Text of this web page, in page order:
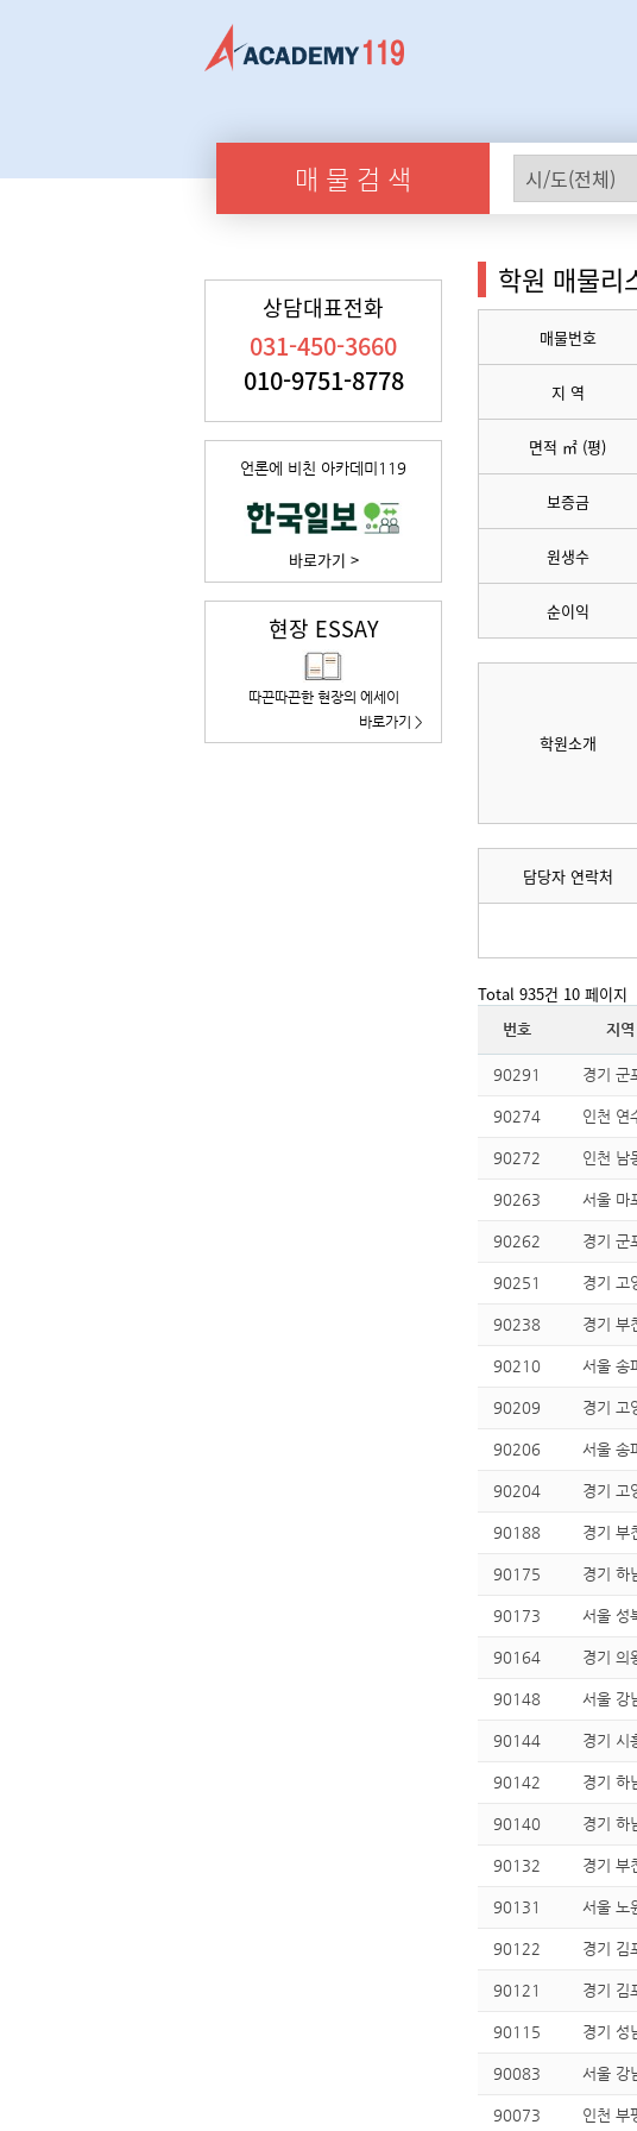
매 물 검 색
상담대표전화
031-450-3660
010-9751-8778
언론에 비친 아카데미119
바로가기 >
현장 ESSAY
따끈따끈한 현장의 에세이
바로가기 >
학원 매물리
매물번호
지 역
면적 ㎡ (평)
보증금
원생수
순이익
학원소개
담당자 연락처
Total 935건 10 페이지
번호 지역
90291 경기 군
90274 인천 연
90272 인천 남
90263 서울 마
90262 경기 군
90251 경기 고
90238 경기 부
90210 서울 송
90209 경기 고
90206 서울 송
90204 경기 고
90188 경기 부
90175 경기 하
90173 서울 성
90164 경기 의
90148 서울 강
90144 경기 시
90142 경기 하
90140 경기 하
90132 경기 부
90131 서울 노
90122 경기 김
90121 경기 김
90115 경기 성
90083 서울 강
90073 인천 부